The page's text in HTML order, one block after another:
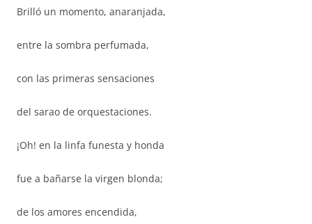
Brilló un momento, anaranjada,
entre la sombra perfumada,
con las primeras sensaciones
del sarao de orquestaciones.
¡Oh! en la linfa funesta y honda
fue a bañarse la virgen blonda;
de los amores encendida,